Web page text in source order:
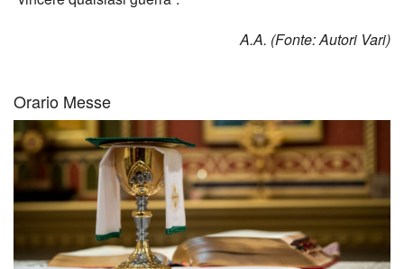
A.A. (Fonte: Autori Vari)
Orario Messe